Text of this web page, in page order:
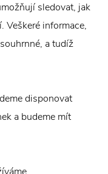
sledovat, jak
Veškeré informace,
a tudíž
disponovat
a budeme mít